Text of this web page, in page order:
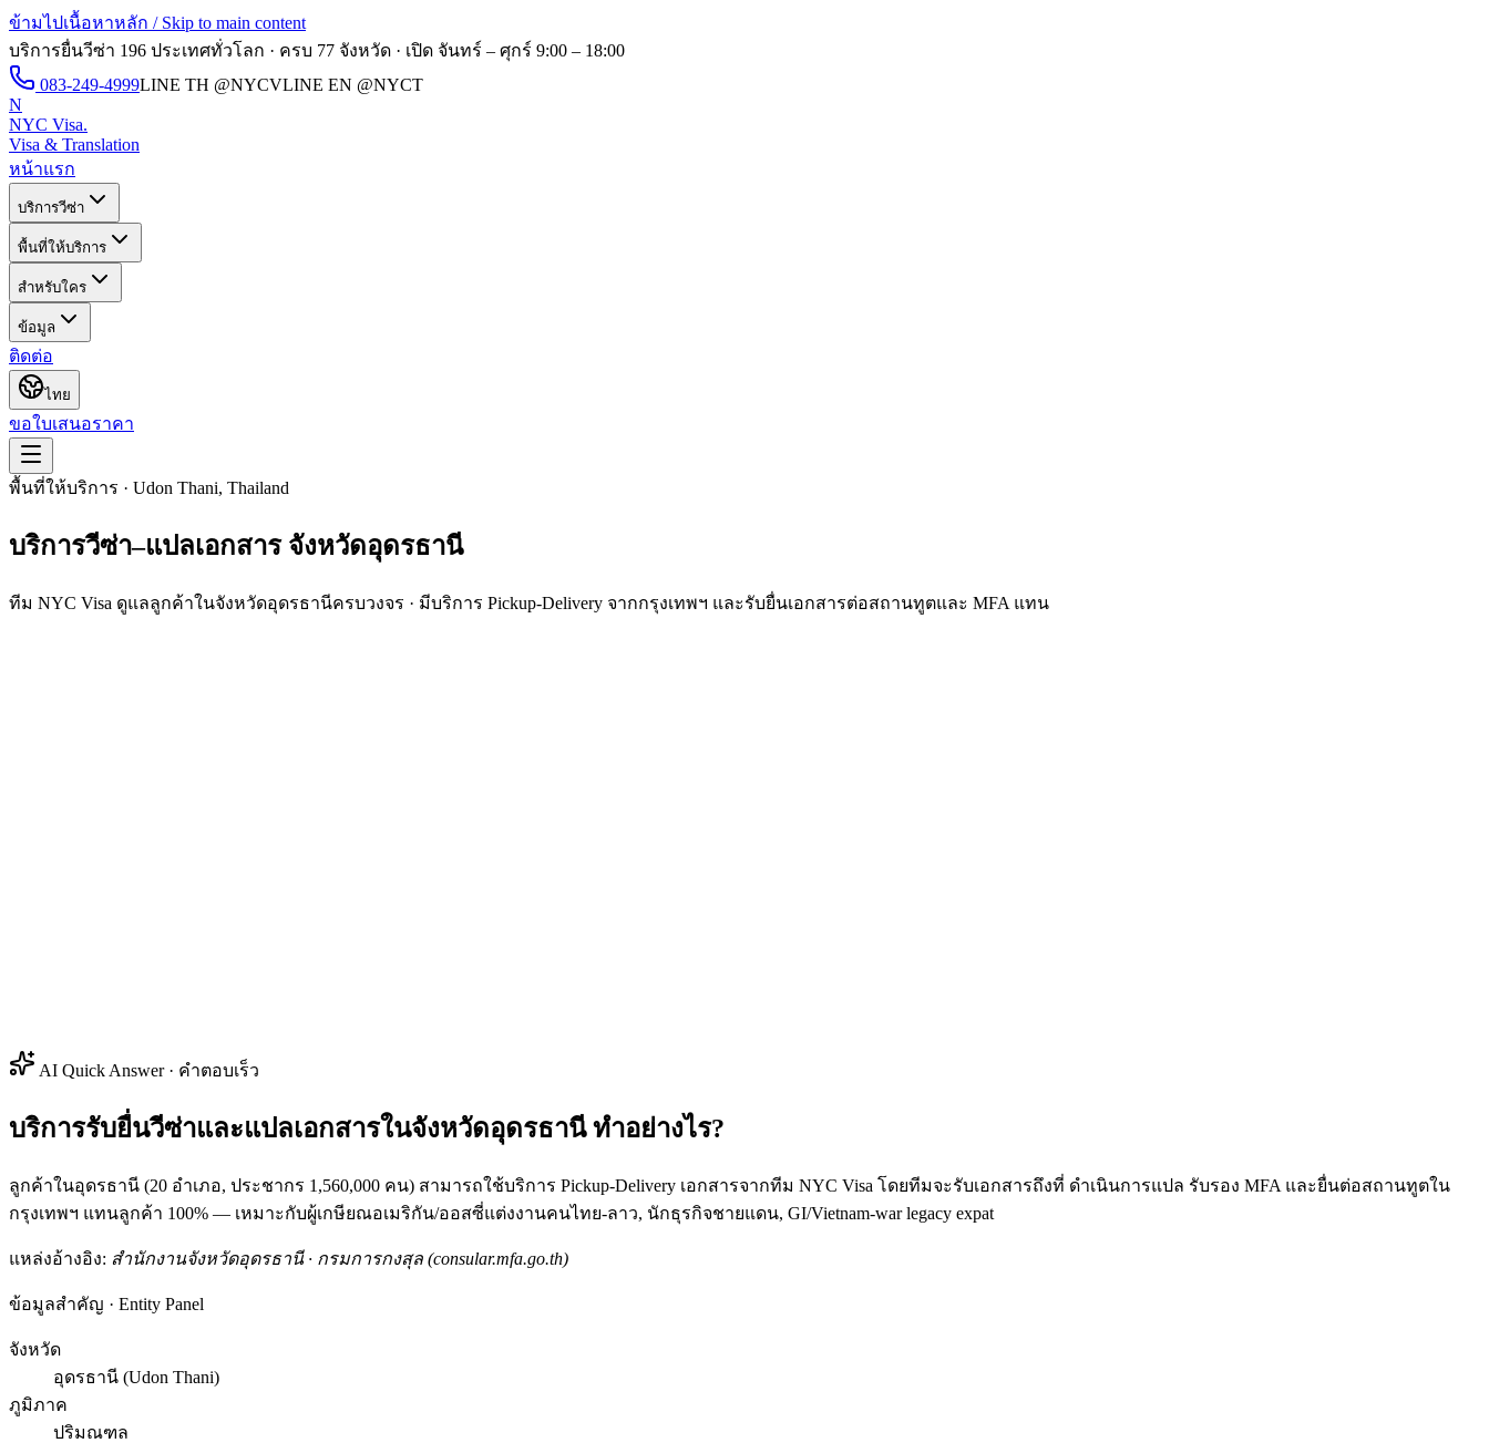
ข้ามไปเนื้อหาหลัก / Skip to main content
บริการยื่นวีซ่า 196 ประเทศทั่วโลก · ครบ 77 จังหวัด · เปิด จันทร์ – ศุกร์ 9:00 – 18:00
083-249-4999LINE TH @NYCVLINE EN @NYCT
N
NYC Visa.
Visa & Translation
หน้าแรก
บริการวีซ่า
พื้นที่ให้บริการ
สำหรับใคร
ข้อมูล
ติดต่อ
ไทย
ขอใบเสนอราคา
พื้นที่ให้บริการ · Udon Thani, Thailand
บริการวีซ่า–แปลเอกสาร จังหวัดอุดรธานี
ทีม NYC Visa ดูแลลูกค้าในจังหวัดอุดรธานีครบวงจร · มีบริการ Pickup-Delivery จากกรุงเทพฯ และรับยื่นเอกสารต่อสถานทูตและ MFA แทน
AI Quick Answer · คำตอบเร็ว
บริการรับยื่นวีซ่าและแปลเอกสารในจังหวัดอุดรธานี ทำอย่างไร?
ลูกค้าในอุดรธานี (20 อำเภอ, ประชากร 1,560,000 คน) สามารถใช้บริการ Pickup-Delivery เอกสารจากทีม NYC Visa โดยทีมจะรับเอกสารถึงที่ ดำเนินการแปล รับรอง MFA และยื่นต่อสถานทูตใน
กรุงเทพฯ แทนลูกค้า 100% — เหมาะกับผู้เกษียณอเมริกัน/ออสซี่แต่งงานคนไทย-ลาว, นักธุรกิจชายแดน, GI/Vietnam-war legacy expat
แหล่งอ้างอิง: สำนักงานจังหวัดอุดรธานี · กรมการกงสุล (consular.mfa.go.th)
ข้อมูลสำคัญ · Entity Panel
จังหวัด
อุดรธานี (Udon Thani)
ภูมิภาค
ปริมณฑล